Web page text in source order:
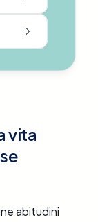
vita
abitudini